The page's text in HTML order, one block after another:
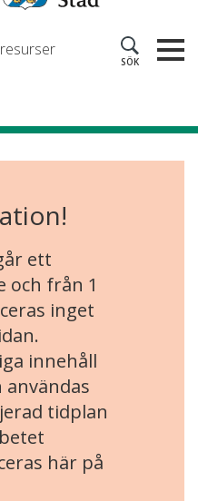
SÖK
ett
och från 1
inget
innehåll
tidplan
här på